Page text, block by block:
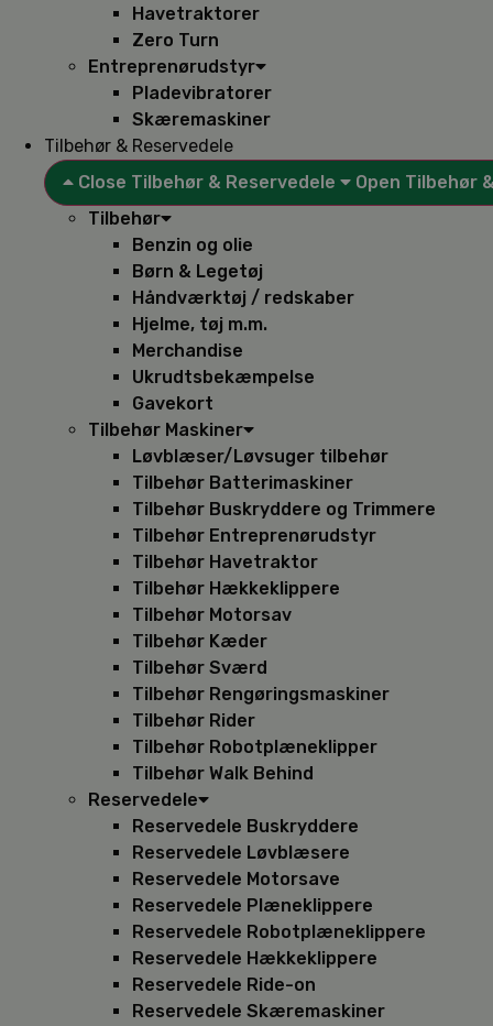
Havetraktorer
Zero Turn
Entreprenørudstyr
Pladevibratorer
Skæremaskiner
Tilbehør & Reservedele
Close Tilbehør & Reservedele
Open Tilbehør
Tilbehør
Benzin og olie
Børn & Legetøj
Håndværktøj / redskaber
Hjelme, tøj m.m.
Merchandise
Ukrudtsbekæmpelse
Gavekort
Tilbehør Maskiner
Løvblæser/Løvsuger tilbehør
Tilbehør Batterimaskiner
Tilbehør Buskryddere og Trimmere
Tilbehør Entreprenørudstyr
Tilbehør Havetraktor
Tilbehør Hækkeklippere
Tilbehør Motorsav
Tilbehør Kæder
Tilbehør Sværd
Tilbehør Rengøringsmaskiner
Tilbehør Rider
Tilbehør Robotplæneklipper
Tilbehør Walk Behind
Reservedele
Reservedele Buskryddere
Reservedele Løvblæsere
Reservedele Motorsave
Reservedele Plæneklippere
Reservedele Robotplæneklippere
Reservedele Hækkeklippere
Reservedele Ride-on
Reservedele Skæremaskiner